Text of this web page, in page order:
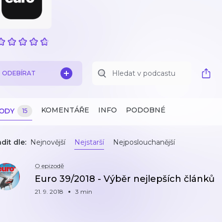
ODEBÍRAT
15 KOMENTÁŘE INFO PODOBNÉ
dle: Nejnovější Nejstarší Nejposlouchanější
O epizodě
Euro 39/2018 - Výběr nejlepších článků
21. 9. 2018 3 min